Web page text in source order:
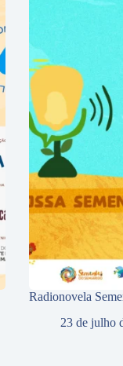
Radionovela
23 de julho